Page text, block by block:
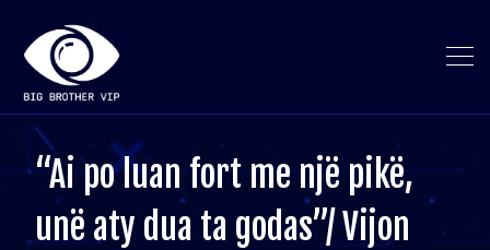
“Ai po luan fort me një pikë,
unë aty dua ta godas”/ Vijon